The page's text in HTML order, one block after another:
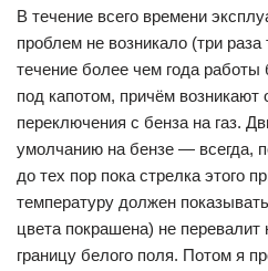
В течение всего времени
проблем не возникало (три
течение более чем года
под капотом, причём возникают
переключения с бенза на газ.
умолчанию на бензе — всегда,
до тех пор пока стрелка этого
температуру должен
цвета покрашена) не
границу белого поля. Потом я